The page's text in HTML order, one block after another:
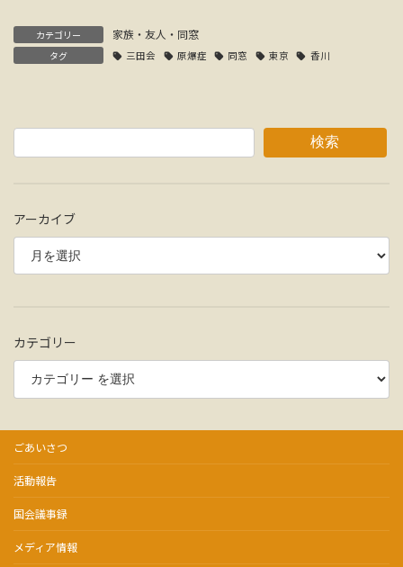
カテゴリー 家族・友人・同窓
タグ 三田会 原爆症 同窓 東京 香川
検索
アーカイブ
カテゴリー
ごあいさつ
活動報告
国会議事録
メディア情報